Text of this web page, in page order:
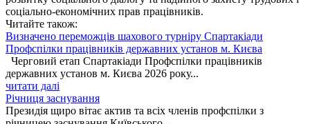
соціально-економічних прав працівників.
Читайте також:
Визначено переможців шахового турніру Спартакіади
Профспілки працівників державних установ м. Києва
Черговий етап Спартакіади Профспілки працівників
державних установ м. Києва 2026 року...
читати далі
Річниця заснування
Президія щиро вітає актив та всіх членів профспілки з